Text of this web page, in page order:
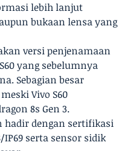
lebih lanjut
bukaan lensa yang
versi penjenamaan
yang sebelumnya
Sebagian besar
Vivo S60
8s Gen 3.
hadir dengan sertifikasi
serta sensor sidik